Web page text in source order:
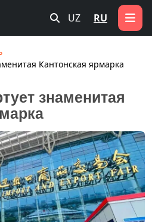
UZ RU
Кантонская ярмарка
знаменитая